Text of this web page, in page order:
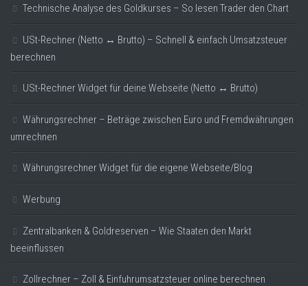
Technische Analyse des Goldkurses – So lesen Trader den Chart
USt-Rechner (Netto ↔ Brutto) – Schnell & einfach Umsatzsteuer
berechnen
USt-Rechner Widget für deine Webseite (Netto ↔ Brutto)
Währungsrechner – Beträge zwischen Euro und Fremdwährungen
umrechnen
Währungsrechner Widget für die eigene Webseite/Blog
Werbung
Zentralbanken & Goldreserven – Wie Staaten den Markt
beeinflussen
Zollrechner – Zoll & Einfuhrumsatzsteuer online berechnen